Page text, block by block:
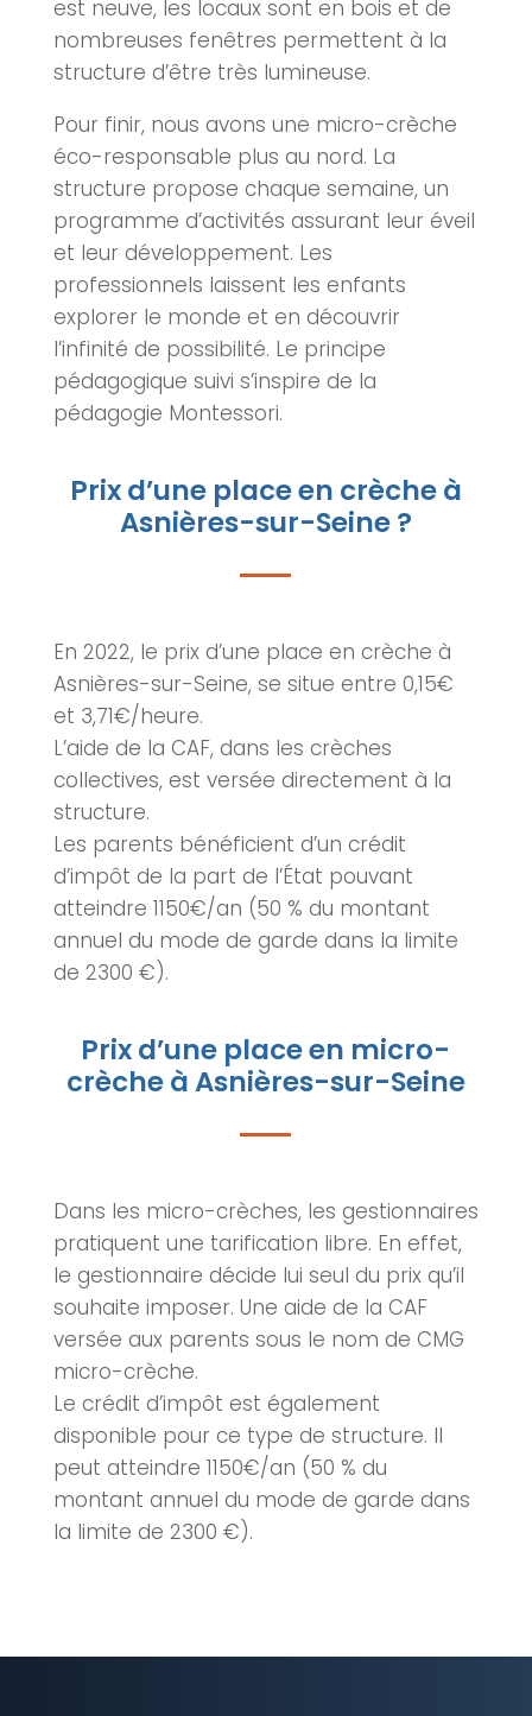
est neuve, les locaux sont en bois et de
nombreuses fenêtres permettent à la
structure d’être très lumineuse.
Pour finir, nous avons une micro-crèche
éco-responsable plus au nord. La
structure propose chaque semaine, un
programme d’activités assurant leur éveil
et leur développement. Les
professionnels laissent les enfants
explorer le monde et en découvrir
l’infinité de possibilité. Le principe
pédagogique suivi s’inspire de la
pédagogie Montessori.
Prix d’une place en crèche à
Asnières-sur-Seine ?
En 2022, le prix d’une place en crèche à
Asnières-sur-Seine, se situe entre 0,15€
et 3,71€/heure.
L’aide de la CAF, dans les crèches
collectives, est versée directement à la
structure.
Les parents bénéficient d’un crédit
d’impôt de la part de l’État pouvant
atteindre 1150€/an (50 % du montant
annuel du mode de garde dans la limite
de 2300 €).
Prix d’une place en micro-
crèche à Asnières-sur-Seine
Dans les micro-crèches, les gestionnaires
pratiquent une tarification libre. En effet,
le gestionnaire décide lui seul du prix qu’il
souhaite imposer. Une aide de la CAF
versée aux parents sous le nom de CMG
micro-crèche.
Le crédit d’impôt est également
disponible pour ce type de structure. Il
peut atteindre 1150€/an (50 % du
montant annuel du mode de garde dans
la limite de 2300 €).